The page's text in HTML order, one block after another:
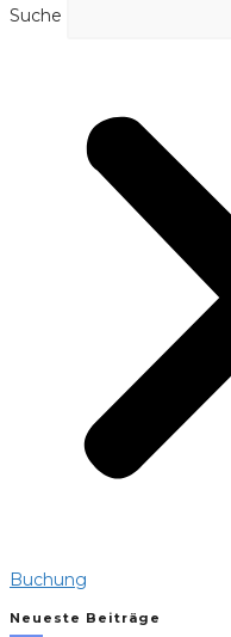
Suche
Buchung
Neueste Beiträge